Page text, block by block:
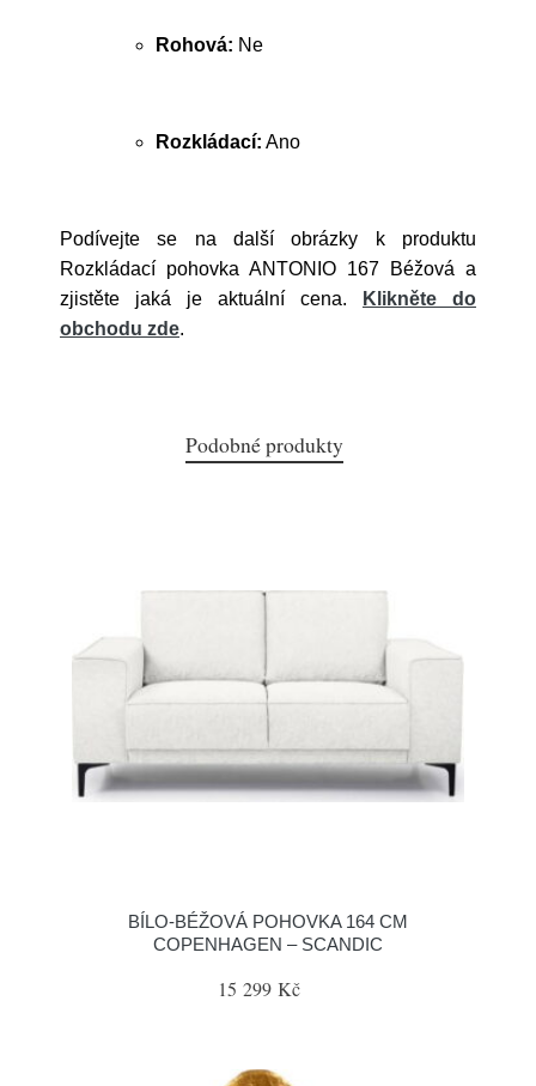
Rohová: Ne
Rozkládací: Ano
Podívejte se na další obrázky k produktu
Rozkládací pohovka ANTONIO 167 Béžová a
zjistěte jaká je aktuální cena.
Klikněte do
obchodu zde.
Podobné produkty
BÍLO-BÉŽOVÁ POHOVKA 164 CM
COPENHAGEN – SCANDIC
15 299 Kč